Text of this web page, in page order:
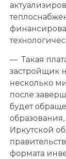
— Такая
застройщик
несколько
после
будет
Иркутской
формата